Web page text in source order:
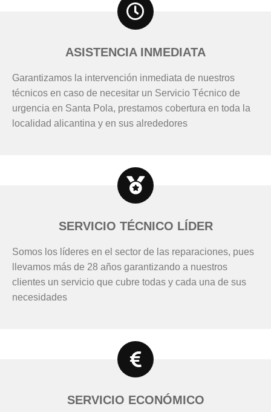
ASISTENCIA INMEDIATA
Garantizamos la intervención inmediata de nuestros
técnicos en caso de necesitar un Servicio Técnico de
urgencia en Santa Pola, prestamos cobertura en toda la
localidad alicantina y en sus alrededores
SERVICIO TÉCNICO LÍDER
Somos los líderes en el sector de las reparaciones, pues
llevamos más de 28 años garantizando a nuestros
clientes un servicio que cubre todas y cada una de sus
necesidades
SERVICIO ECONÓMICO